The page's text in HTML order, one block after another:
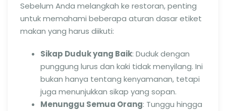
Sebelum Anda melangkah ke restoran, penting
untuk memahami beberapa aturan dasar etiket
makan yang harus diikuti:
Sikap Duduk yang Baik: Duduk dengan
punggung lurus dan kaki tidak menyilang. Ini
bukan hanya tentang kenyamanan, tetapi
juga menunjukkan sikap yang sopan.
Menunggu Semua Orang: Tunggu hingga